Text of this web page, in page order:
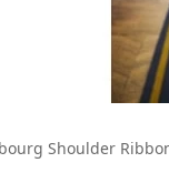
Shoulder